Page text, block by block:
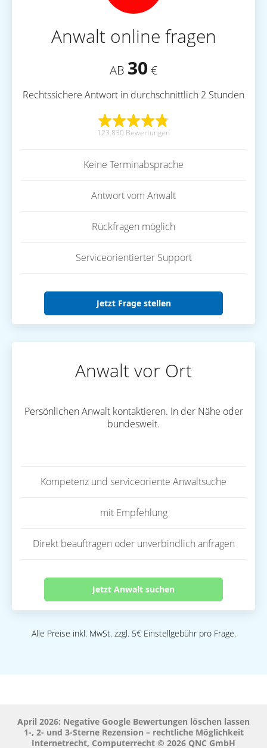
Anwalt online fragen
AB 30 €
Rechtssichere Antwort in durchschnittlich 2 Stunden
123.830 Bewertungen
Keine Terminabsprache
Antwort vom Anwalt
Rückfragen möglich
Serviceorientierter Support
Jetzt Frage stellen
Anwalt vor Ort
Persönlichen Anwalt kontaktieren. In der Nähe oder
bundesweit.
Kompetenz und serviceoriente Anwaltsuche
mit Empfehlung
Direkt beauftragen oder unverbindlich anfragen
Jetzt Anwalt suchen
Alle Preise inkl. MwSt. zzgl. 5€ Einstellgebühr pro Frage.
April 2026: Negative Google Bewertungen löschen lassen
1-, 2- und 3-Sterne Rezension – rechtliche Möglichkeit
Internetrecht, Computerrecht © 2026 QNC GmbH